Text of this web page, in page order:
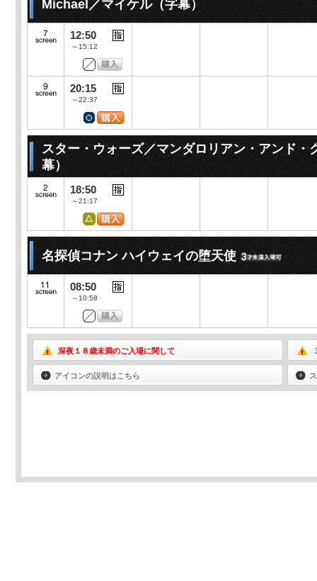
Michael／マイケル（字幕）
12:50
～15:12
20:15
～22:37
スター・ウォーズ／マンダロリアン・アンド・
幕）
18:50
～21:17
名探偵コナン ハイウェイの堕天使
08:50
～10:58
深夜１８歳未満のご入場に関して
アイコンの説明はこちら